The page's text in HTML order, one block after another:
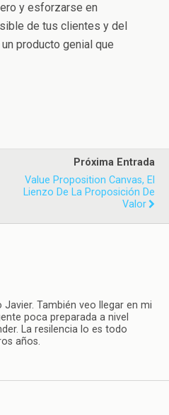
y esforzarse en
de tus clientes y del
producto genial que
Próxima Entrada
Value Proposition Canvas, El
Lienzo De La Proposición De
Valor
Javier. También veo llegar en mi
poca preparada a nivel
La resilencia lo es todo
años.